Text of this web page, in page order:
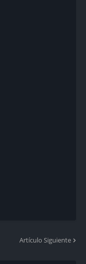
Artículo Siguiente